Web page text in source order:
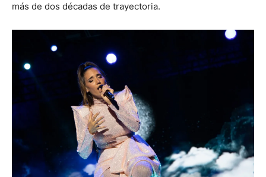
más de dos décadas de trayectoria.